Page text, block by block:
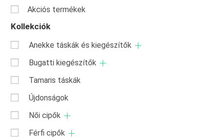
Akciós termékek
Kollekciók
Anekke táskák és kiegészítők
Bugatti kiegészítők
Tamaris táskák
Újdonságok
Női cipők
Férfi cipők